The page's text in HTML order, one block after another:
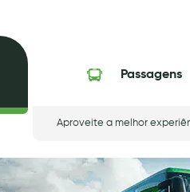
Passagens
Aproveite a melhor